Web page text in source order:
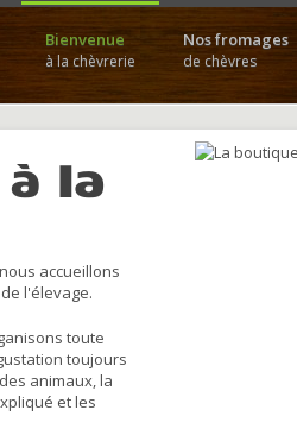
Bienvenue
à la chèvrerie
Nos fromages
de chèvres
à la
accueillons
l'élevage.
toute
toujours
animaux, la
et les